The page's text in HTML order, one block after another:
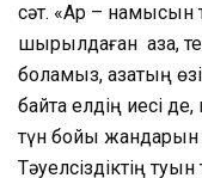
сәт. «Ар – намысын
шырылдаған қазақ,
боламыз, қазақтың
байтақ елдің иесі
түн бойы жандарын
Тәуелсіздіктің